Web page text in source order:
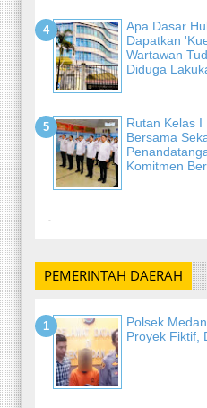
Apa Dasar
Dapatkan
Wartawan
Diduga
Rutan Kelas I
Bersama
Komitmen
-
PEMERINTAH DAERAH
Polsek
Proyek Fiktif,